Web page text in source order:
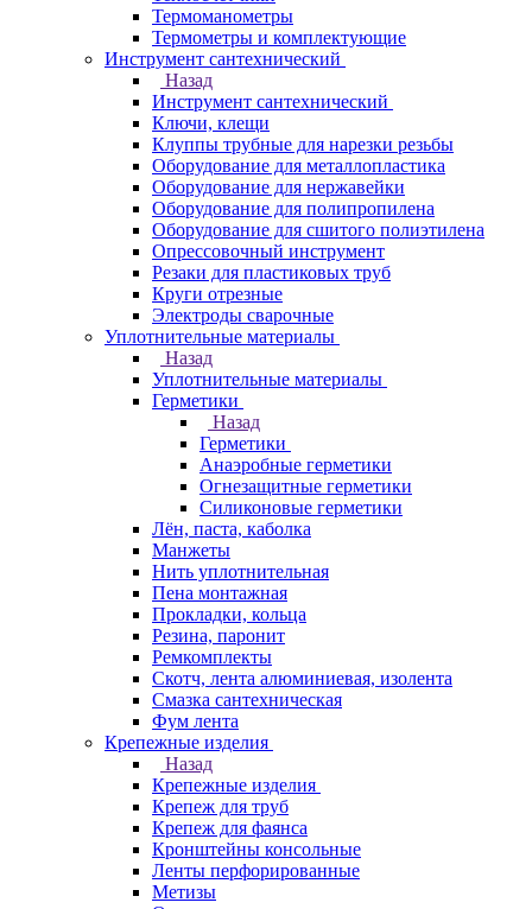
Термоманометры
Термометры и комплектующие
Инструмент сантехнический
Назад
Инструмент сантехнический
Ключи, клещи
Клуппы трубные для нарезки резьбы
Оборудование для металлопластика
Оборудование для нержавейки
Оборудование для полипропилена
Оборудование для сшитого полиэтилена
Опрессовочный инструмент
Резаки для пластиковых труб
Круги отрезные
Электроды сварочные
Уплотнительные материалы
Назад
Уплотнительные материалы
Герметики
Назад
Герметики
Анаэробные герметики
Огнезащитные герметики
Силиконовые герметики
Лён, паста, каболка
Манжеты
Нить уплотнительная
Пена монтажная
Прокладки, кольца
Резина, паронит
Ремкомплекты
Скотч, лента алюминиевая, изолента
Смазка сантехническая
Фум лента
Крепежные изделия
Назад
Крепежные изделия
Крепеж для труб
Крепеж для фаянса
Кронштейны консольные
Ленты перфорированные
Метизы